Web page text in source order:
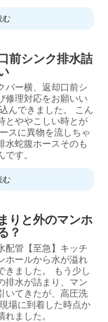
む
前シンク排水詰
バー横、返却口前シ
修理対応をお願いい
んできました。 こん
とややこしい時とが
スに異物を流しちゃ
水蛇腹ホースそのも
す。
む
りと外のマンホ
？
配管【至急】キッチ
ホールから水が溢れ
きました。 もう少し
排水が詰まり、マン
いてきたが、高圧洗
場に到着した時点か
ました。